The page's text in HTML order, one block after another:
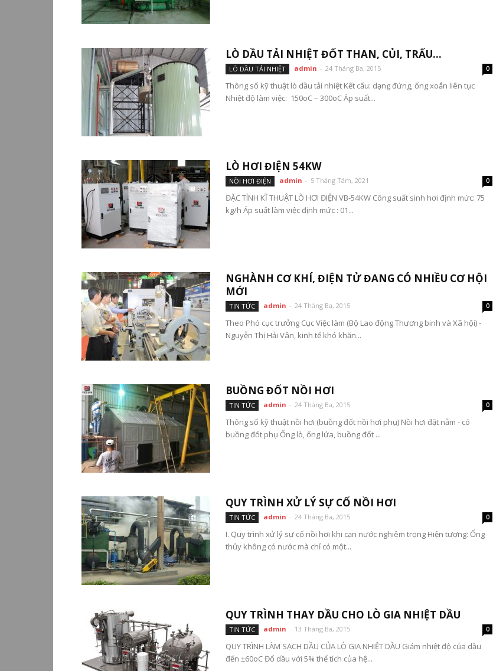
LÒ DẦU TẢI NHIỆT ĐỐT THAN, CỦI, TRẤU…
LÒ DẦU TẢI NHIỆT admin - 24 Tháng Ba, 2015 0
Thông số kỹ thuật lò dầu tải nhiệt Kết cấu: dạng đứng, ống xoắn liên tục
Nhiệt độ làm việc: 150oC – 300oC Áp suất...
LÒ HƠI ĐIỆN 54KW
NỒI HƠI ĐIỆN admin - 5 Tháng Tám, 2021 0
ĐẶC TÍNH KĨ THUẬT LÒ HƠI ĐIỆN VB-54KW Công suất sinh hơi định mức: 75
kg/h Áp suất làm việc định mức : 01...
NGHÀNH CƠ KHÍ, ĐIỆN TỬ ĐANG CÓ NHIỀU CƠ HỘI
MỚI
TIN TỨC admin - 24 Tháng Ba, 2015 0
Theo Phó cục trưởng Cục Việc làm (Bộ Lao động Thương binh và Xã hội) -
Nguyễn Thị Hải Vân, kinh tế khó khăn...
BUỒNG ĐỐT NỒI HƠI
TIN TỨC admin - 24 Tháng Ba, 2015 0
Thông số kỹ thuật nồi hơi (buồng đốt nồi hơi phụ) Nồi hơi đặt nằm - có
buồng đốt phụ Ống lò, ống lửa, buồng đốt ...
QUY TRÌNH XỬ LÝ SỰ CỐ NỒI HƠI
TIN TỨC admin - 24 Tháng Ba, 2015 0
I. Quy trình xử lý sự cố nồi hơi khi cạn nước nghiêm trọng Hiện tượng: Ống
thủy không có nước mà chỉ có một...
QUY TRÌNH THAY DẦU CHO LÒ GIA NHIỆT DẦU
TIN TỨC admin - 13 Tháng Ba, 2015 0
QUY TRÌNH LÀM SẠCH DẦU CỦA LÒ GIA NHIỆT DẦU Giảm nhiệt độ của dầu
đến ±60oC Đổ dầu với 5% thể tích của hệ...